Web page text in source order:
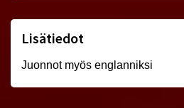
Lisätiedot
Juonnot myös englanniksi